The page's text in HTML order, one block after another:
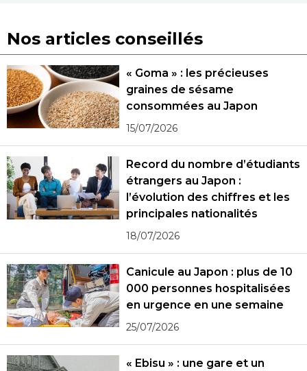
Nos articles conseillés
« Goma » : les précieuses
graines de sésame
consommées au Japon
15/07/2026
Record du nombre d’étudiants
étrangers au Japon :
l’évolution des chiffres et les
principales nationalités
18/07/2026
Canicule au Japon : plus de 10
000 personnes hospitalisées
en urgence en une semaine
25/07/2026
« Ebisu » : une gare et un